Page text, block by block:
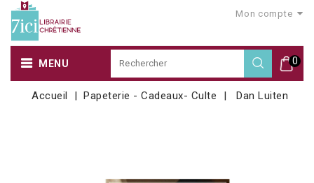
Mon compte
0
MENU
Accueil Papeterie - Cadeaux- Culte Dan Luiten